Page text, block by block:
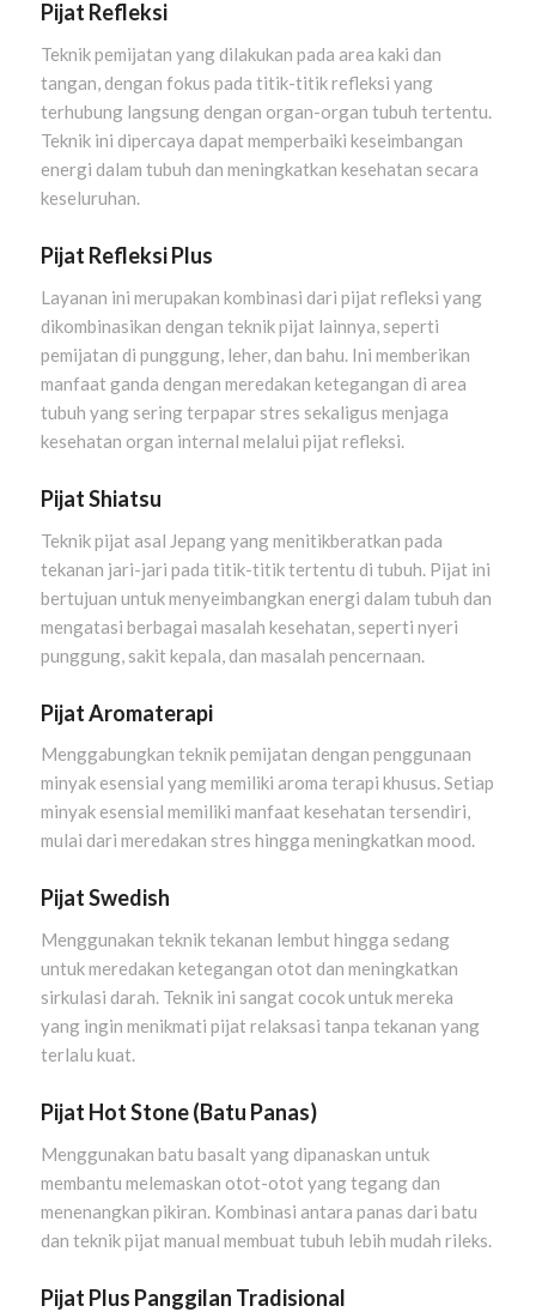
Pijat Refleksi
Teknik pemijatan yang dilakukan pada area kaki dan
tangan, dengan fokus pada titik-titik refleksi yang
terhubung langsung dengan organ-organ tubuh tertentu.
Teknik ini dipercaya dapat memperbaiki keseimbangan
energi dalam tubuh dan meningkatkan kesehatan secara
keseluruhan.
Pijat Refleksi Plus
Layanan ini merupakan kombinasi dari pijat refleksi yang
dikombinasikan dengan teknik pijat lainnya, seperti
pemijatan di punggung, leher, dan bahu. Ini memberikan
manfaat ganda dengan meredakan ketegangan di area
tubuh yang sering terpapar stres sekaligus menjaga
kesehatan organ internal melalui pijat refleksi.
Pijat Shiatsu
Teknik pijat asal Jepang yang menitikberatkan pada
tekanan jari-jari pada titik-titik tertentu di tubuh. Pijat ini
bertujuan untuk menyeimbangkan energi dalam tubuh dan
mengatasi berbagai masalah kesehatan, seperti nyeri
punggung, sakit kepala, dan masalah pencernaan.
Pijat Aromaterapi
Menggabungkan teknik pemijatan dengan penggunaan
minyak esensial yang memiliki aroma terapi khusus. Setiap
minyak esensial memiliki manfaat kesehatan tersendiri,
mulai dari meredakan stres hingga meningkatkan mood.
Pijat Swedish
Menggunakan teknik tekanan lembut hingga sedang
untuk meredakan ketegangan otot dan meningkatkan
sirkulasi darah. Teknik ini sangat cocok untuk mereka
yang ingin menikmati pijat relaksasi tanpa tekanan yang
terlalu kuat.
Pijat Hot Stone (Batu Panas)
Menggunakan batu basalt yang dipanaskan untuk
membantu melemaskan otot-otot yang tegang dan
menenangkan pikiran. Kombinasi antara panas dari batu
dan teknik pijat manual membuat tubuh lebih mudah rileks.
Pijat Plus Panggilan Tradisional